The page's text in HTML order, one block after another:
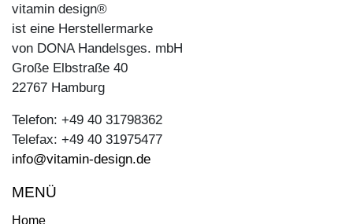
vitamin design®
ist eine Herstellermarke
von DONA Handelsges. mbH
Große Elbstraße 40
22767 Hamburg
Telefon: +49 40 31798362
Telefax: +49 40 31975477
info@vitamin-design.de
MENÜ
Home